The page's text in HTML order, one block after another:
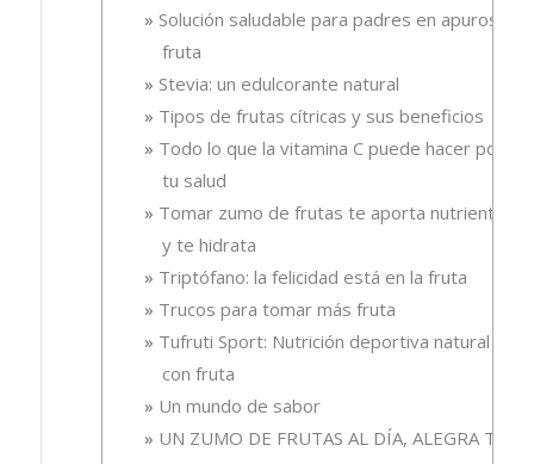
Solución saludable para padres en apuros, la
fruta
Stevia: un edulcorante natural
Tipos de frutas cítricas y sus beneficios
Todo lo que la vitamina C puede hacer por
tu salud
Tomar zumo de frutas te aporta nutrientes
y te hidrata
Triptófano: la felicidad está en la fruta
Trucos para tomar más fruta
Tufruti Sport: Nutrición deportiva natural
con fruta
Un mundo de sabor
UN ZUMO DE FRUTAS AL DÍA, ALEGRA TU